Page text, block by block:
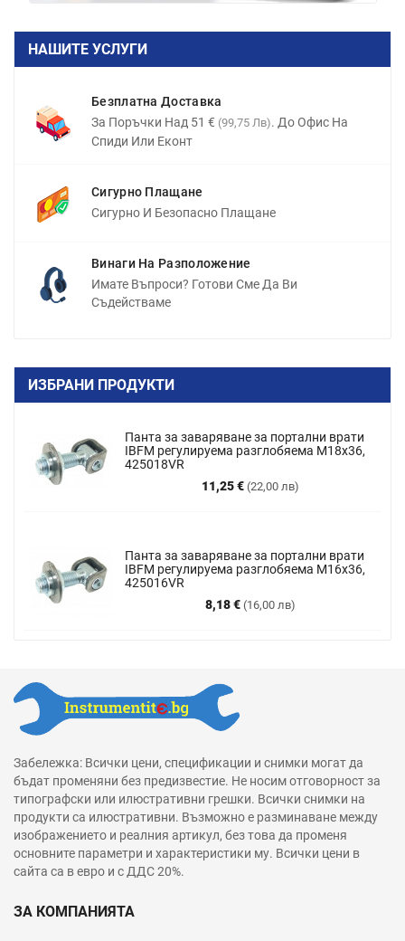
НАШИТЕ УСЛУГИ
Безплатна Доставка
За Поръчки Над 51 € (99,75 Лв). До Офис На
Спиди Или Еконт
Сигурно Плащане
Сигурно И Безопасно Плащане
Винаги На Разположение
Имате Въпроси? Готови Сме Да Ви
Съдействаме
ИЗБРАНИ ПРОДУКТИ
Панта за заваряване за портални врати
IBFM регулируема разглобяема M18x36,
425018VR
11,25 € (22,00 лв)
Цена
Панта за заваряване за портални врати
IBFM регулируема разглобяема М16х36,
425016VR
8,18 € (16,00 лв)
Цена
Забележка: Всички цени, спецификации и снимки могат да
бъдат променяни без предизвестие. Не носим отговорност за
типографски или илюстративни грешки. Всички снимки на
продукти са илюстративни. Възможно е разминаване между
изображението и реалния артикул, без това да променя
основните параметри и характеристики му. Всички цени в
сайта са в евро и с ДДС 20%.
ЗА КОМПАНИЯТА